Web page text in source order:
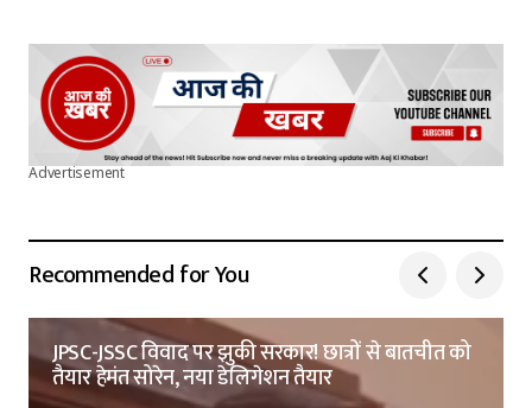
Advertisement
Recommended for You
JPSC-JSSC विवाद पर झुकी सरकार! छात्रों से बातचीत को
तैयार हेमंत सोरेन, नया डेलिगेशन तैयार